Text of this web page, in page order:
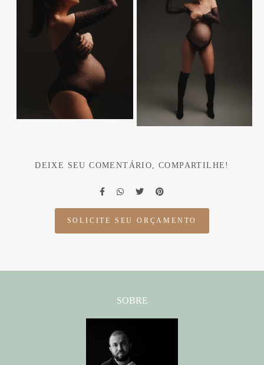
DEIXE SEU COMENTÁRIO, COMPARTILHE!
SOLICITE SEU ORÇAMENTO
SOBRE